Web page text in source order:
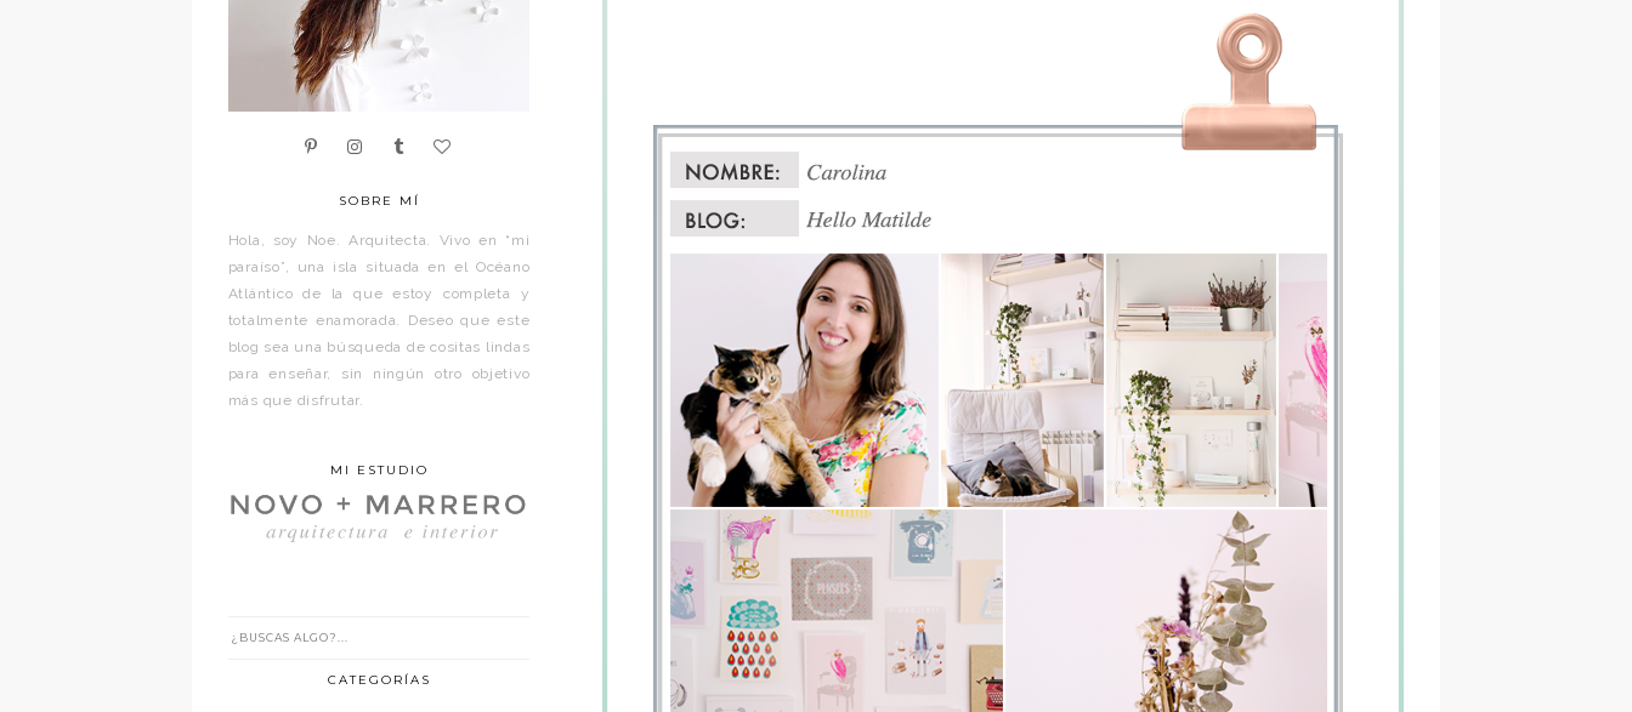
SOBRE MÍ
Hola, soy Noe. Arquitecta. Vivo en “mi
paraíso”, una isla situada en el Océano
Atlántico de la que estoy completa y
totalmente enamorada. Deseo que este
blog sea una búsqueda de cositas lindas
para enseñar, sin ningún otro objetivo
más que disfrutar.
MI ESTUDIO
CATEGORÍAS